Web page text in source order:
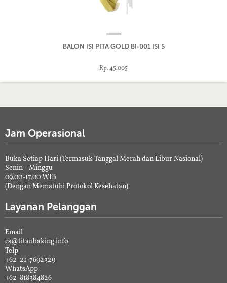
BALON ISI PITA GOLD BI-001 ISI 5
Rp. 45.005
Jam Operasional
Buka Setiap Hari (Termasuk Tanggal Merah dan Libur Nasional)
Senin - Minggu
09.00-17.00 WIB
(Dengan Mematuhi Protokol Kesehatan)
Layanan Pelanggan
Email
cs@titanbaking.info
Telp
+62-21-7692329
WhatsApp
+62-818384826